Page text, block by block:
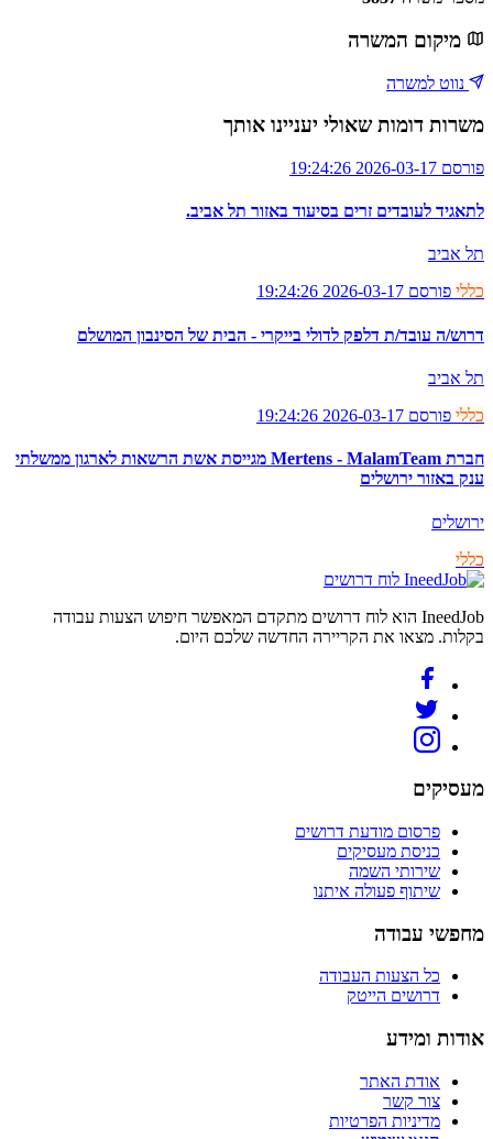
מיקום המשרה
נווט למשרה
משרות דומות שאולי יעניינו אותך
פורסם 2026-03-17 19:24:26
לתאגיד לעובדים זרים בסיעוד באזור תל אביב.
תל אביב
כללי פורסם 2026-03-17 19:24:26
דרוש/ה עובד/ת דלפק לדולי בייקרי - הבית של הסינבון המושלם
תל אביב
כללי פורסם 2026-03-17 19:24:26
חברת Mertens - MalamTeam מגייסת אשת הרשאות לארגון ממשלתי
ענק באזור ירושלים
ירושלים
כללי
לוח דרושים
IneedJob הוא לוח דרושים מתקדם המאפשר חיפוש הצעות עבודה
בקלות. מצאו את הקריירה החדשה שלכם היום.
מעסיקים
פרסום מודעת דרושים
כניסת מעסיקים
שירותי השמה
שיתוף פעולה איתנו
מחפשי עבודה
כל הצעות העבודה
דרושים הייטק
אודות ומידע
אודת האתר
צור קשר
מדיניות הפרטיות